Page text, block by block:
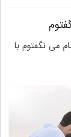
می نگفتوم با